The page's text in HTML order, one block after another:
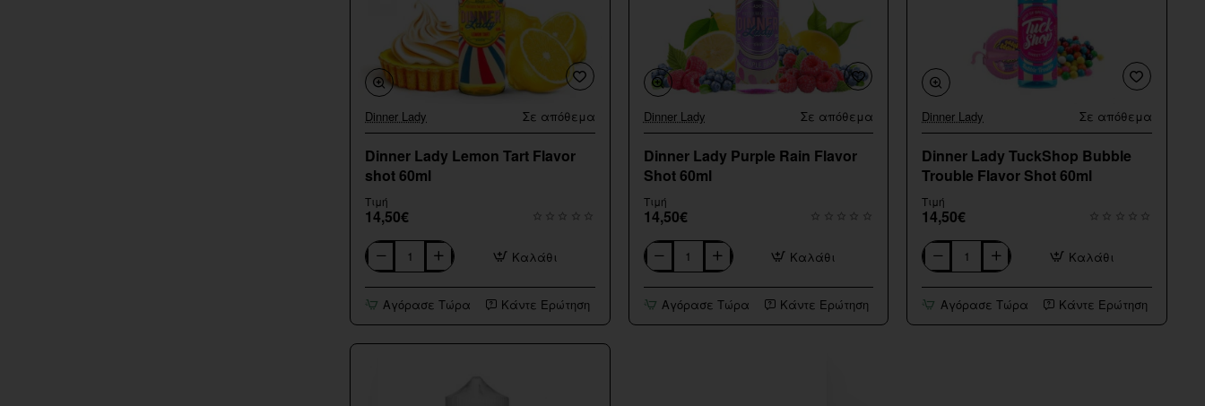
Dinner Lady Σε απόθεμα
Dinner Lady Lemon Tart Flavor
shot 60ml
Τιμή
14,50€
Dinner
Lady
Lemon
Tart
60ml
Καλάθι
Αγόρασε Τώρα Κάντε Ερώτηση
Dinner Lady Σε απόθεμα
Dinner Lady Purple Rain Flavor
Shot 60ml
Τιμή
14,50€
Dinner
Lady
Purple
Rain
Καλάθι
Αγόρασε Τώρα Κάντε Ερώτηση
Dinner Lady Σε απόθεμα
Dinner Lady TuckShop Bubble
Trouble Flavor Shot 60ml
Τιμή
14,50€
Dinner
Lady
TuckShop
Bubble
Καλάθι
Αγόρασε Τώρα Κάντε Ερώτηση